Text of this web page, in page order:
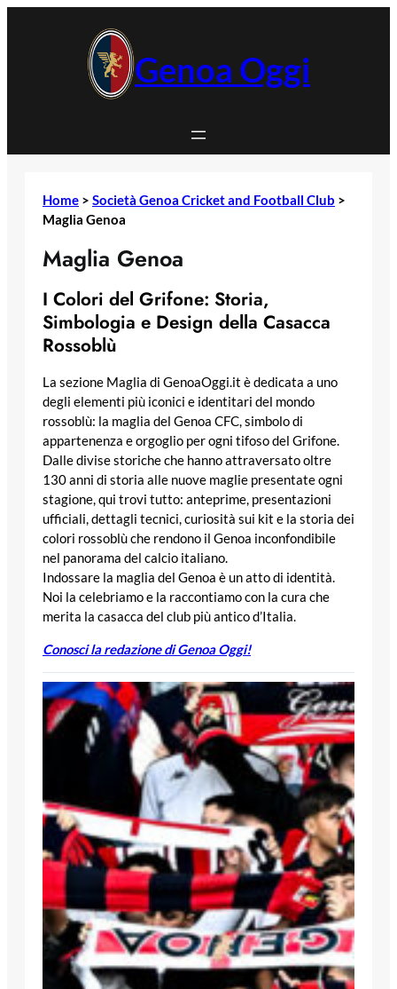
Genoa Oggi
Home > Società Genoa Cricket and Football Club >
Maglia Genoa
Maglia Genoa
I Colori del Grifone: Storia,
Simbologia e Design della Casacca
Rossoblù
La sezione Maglia di GenoaOggi.it è dedicata a uno
degli elementi più iconici e identitari del mondo
rossoblù: la maglia del Genoa CFC, simbolo di
appartenenza e orgoglio per ogni tifoso del Grifone.
Dalle divise storiche che hanno attraversato oltre
130 anni di storia alle nuove maglie presentate ogni
stagione, qui trovi tutto: anteprime, presentazioni
ufficiali, dettagli tecnici, curiosità sui kit e la storia dei
colori rossoblù che rendono il Genoa inconfondibile
nel panorama del calcio italiano.
Indossare la maglia del Genoa è un atto di identità.
Noi la celebriamo e la raccontiamo con la cura che
merita la casacca del club più antico d’Italia.
Conosci la redazione di Genoa Oggi!